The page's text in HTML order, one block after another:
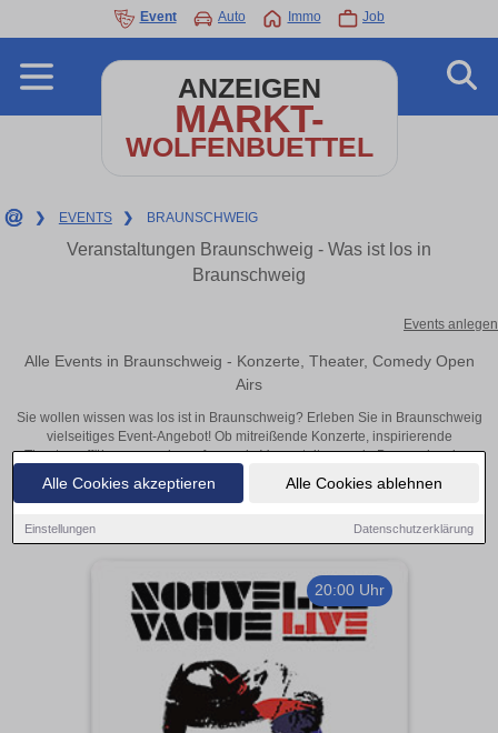
Alle Cookies akzeptieren Alle Cookies ablehnen
Einstellungen Datenschutzerklärung
Event Auto Immo Job
ANZEIGEN
MARKT-
WOLFENBUETTEL
❯ EVENTS ❯ BRAUNSCHWEIG
Veranstaltungen Braunschweig - Was ist los in
Braunschweig
Events anlegen
Alle Events in Braunschweig - Konzerte, Theater, Comedy Open
Airs
Sie wollen wissen was los ist in Braunschweig? Erleben Sie in Braunschweig
vielseitiges Event-Angebot! Ob mitreißende Konzerte, inspirierende
Theateraufführungen oder aufregende Veranstaltungen in Braunschweig –
hier finden alles im Überblick und Tickets.
20:00 Uhr